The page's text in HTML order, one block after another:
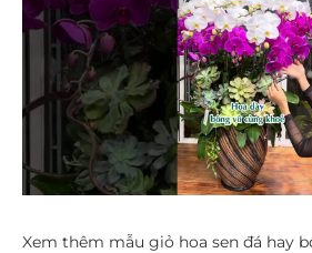
Xem thêm mẫu giỏ hoa sen đá hay